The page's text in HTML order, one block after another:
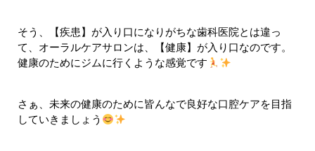
そう、【疾患】が入り口になりがちな歯科医院とは違っ
て、オーラルケアサロンは、【健康】が入り口なのです。
健康のためにジムに行くような感覚です
さぁ、未来の健康のために皆んなで良好な口腔ケアを目指
していきましょう